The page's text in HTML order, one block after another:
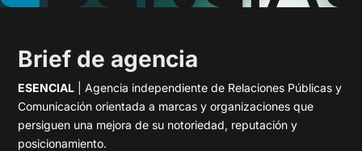
Brief de agencia
ESENCIAL | Agencia independiente de Relaciones Públicas y
Comunicación orientada a marcas y organizaciones que
persiguen una mejora de su notoriedad, reputación y
posicionamiento.